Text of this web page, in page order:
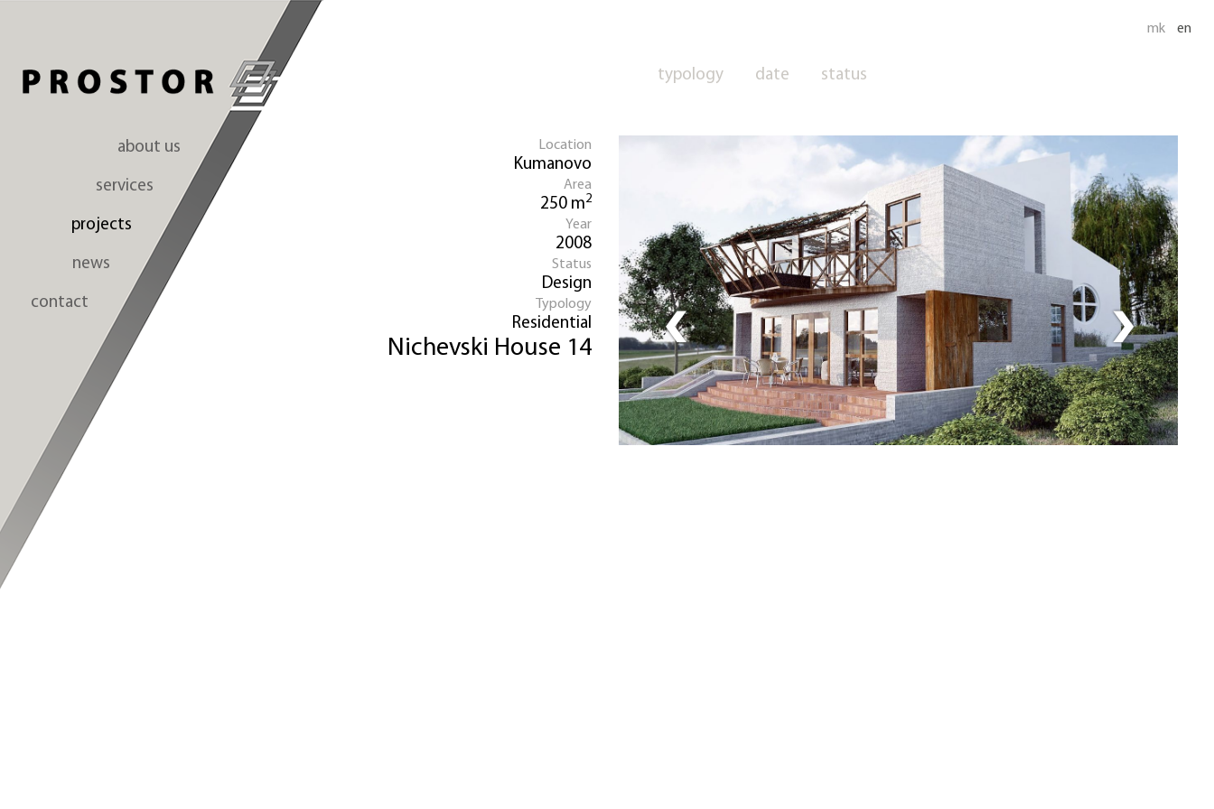
mk en
typology date status
Location
Kumanovo
Area
250 m2
Year
2008
Status
Design
Typology
Residential
Nichevski House 14 ‹ ›
about us
services
projects
news
contact